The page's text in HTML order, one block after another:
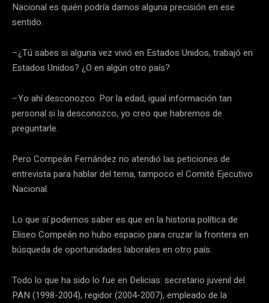
Nacional es quién podría darnos alguna precisión en ese
sentido.
–¿Tú sabes si alguna vez vivió en Estados Unidos, trabajó en
Estados Unidos? ¿O en algún otro país?
–Yo ahí desconozco. Por la edad, igual información tan
personal si la desconozco, yo creo que habremos de
preguntarle.
Pero Compeán Fernández no atendió las peticiones de
entrevista para hablar del tema, tampoco el Comité Ejecutivo
Nacional.
Lo que sí podemos saber es que en la historia política de
Eliseo Compeán no hubo espacio para cruzar la frontera en
búsqueda de oportunidades laborales en otro país.
Todo lo que ha sido lo fue en Delicias: secretario juvenil del
PAN (1998-2004), regidor (2004-2007), empleado de la